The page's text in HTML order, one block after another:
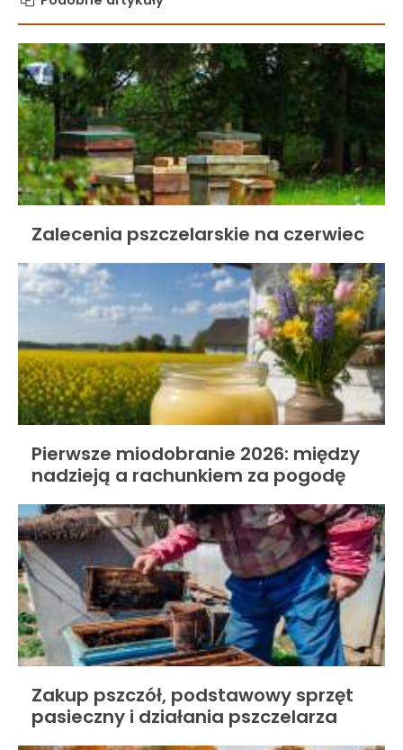
Zalecenia pszczelarskie na czerwiec
Pierwsze miodobranie 2026: między
nadzieją a rachunkiem za pogodę
Zakup pszczół, podstawowy sprzęt
pasieczny i działania pszczelarza